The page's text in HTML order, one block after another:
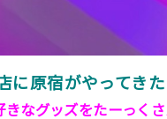
に原宿がやってき
きなグッズをたーっく